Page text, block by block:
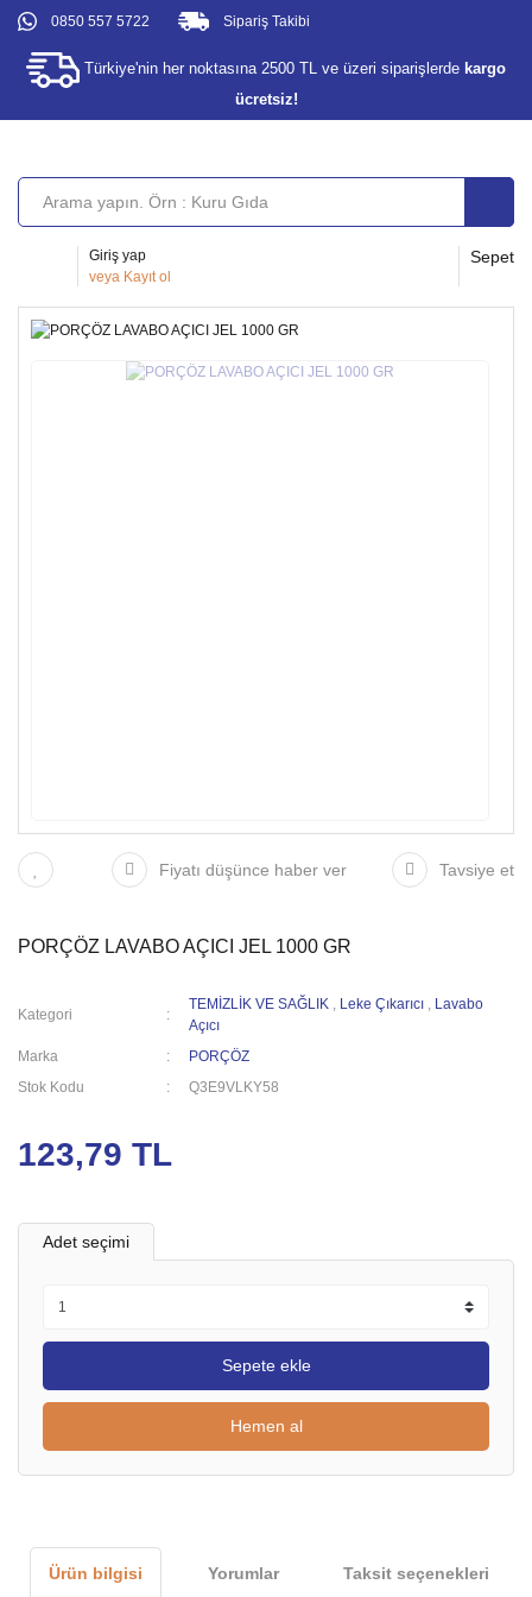
0850 557 5722
Türkiye'nin her noktasına 2500 TL ve üzeri siparişlerde kargo
ücretsiz!
Sipariş Takibi
Giriş yap
veya Kayıt ol
Sepet
Fiyatı düşünce haber ver Tavsiye et
PORÇÖZ LAVABO AÇICI JEL 1000 GR
Kategori
TEMİZLİK VE SAĞLIK , Leke Çıkarıcı , Lavabo
Açıcı
Marka
PORÇÖZ
Stok Kodu
Q3E9VLKY58
123,79 TL
Adet seçimi
Sepete ekle
Hemen al
Ürün bilgisi Yorumlar Taksit seçenekleri